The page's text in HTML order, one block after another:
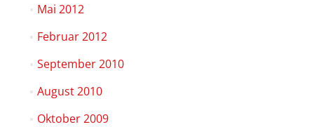
Mai 2012
Februar 2012
September 2010
August 2010
Oktober 2009